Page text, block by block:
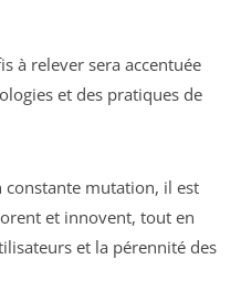
à relever sera accentuée
et des pratiques de
constante mutation, il est
et innovent, tout en
et la pérennité des